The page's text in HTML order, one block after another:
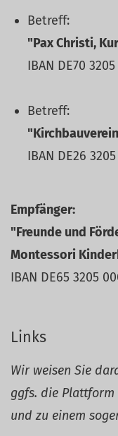
Betreff:
"Pax Christi,
IBAN DE70
Betreff:
IBAN DE26
Empfänger:
"Freunde und
Montessori
IBAN DE65 3205
Links
Wir weisen Sie
ggfs. die Plattform
und zu einem